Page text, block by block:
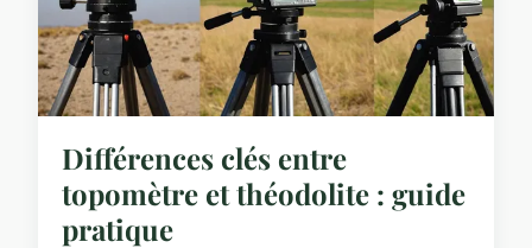
Différences clés entre
topomètre et théodolite : guide
pratique